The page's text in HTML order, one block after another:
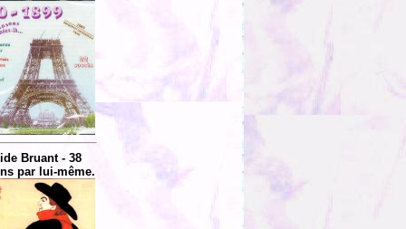
Bruant - 38
par lui-même.